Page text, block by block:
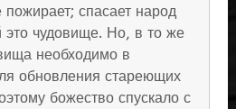
спасает народ
это чудовище. Но, в то же
необходимо в
обновления стареющих
божество спускало с